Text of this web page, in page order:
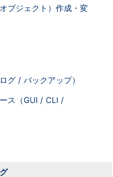
ブジェクト）作成・変
グ / バックアップ）
ス（GUI / CLI /